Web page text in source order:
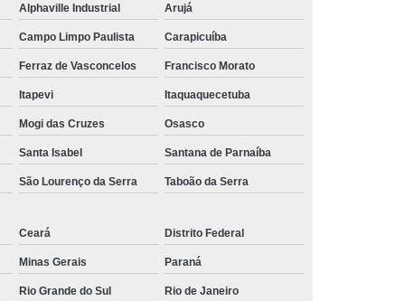
Alphaville Industrial Arujá
Campo Limpo Paulista Carapicuíba
Ferraz de Vasconcelos Francisco Morato
Itapevi Itaquaquecetuba
Mogi das Cruzes Osasco
Santa Isabel Santana de Parnaíba
São Lourenço da Serra Taboão da Serra
Ceará Distrito Federal
Minas Gerais Paraná
Rio Grande do Sul Rio de Janeiro